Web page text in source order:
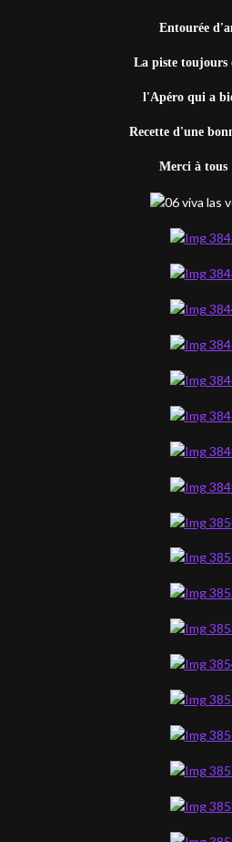
Entourée
La piste toujours
l'Apéro qui a
Recette d'une
Merci à